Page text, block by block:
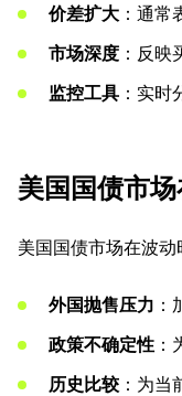
价差扩大 ：通常
市场深度 ：反映
监控工具 ：实时
美国国债市
美国国债市场在波动
外国抛售压力
政策不确定性 ：
历史比较 ：为当